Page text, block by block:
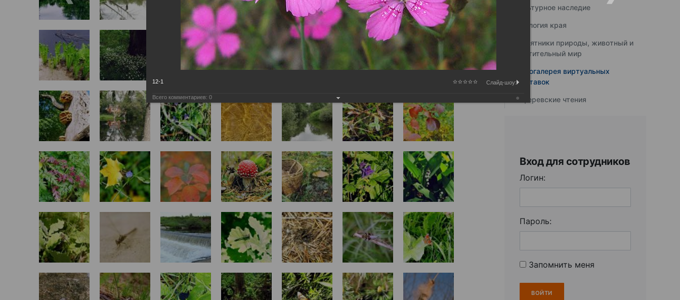
Культурное наследие
Экология края
Памятники природы, животный и
растительный мир
Фотогалерея виртуальных
выставок
Юферевские чтения
Вход для сотрудников
Логин:
Пароль:
Запомнить меня
12-1 Слайд-шоу:
Всего комментариев: 0